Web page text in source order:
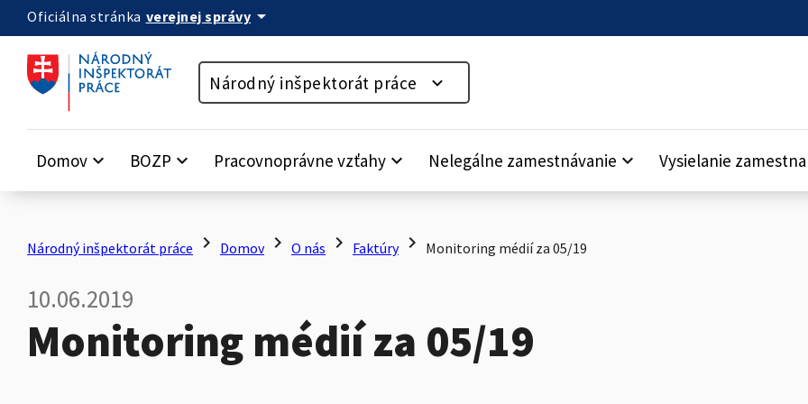
Preskočiť na obsah
Oficiálna stránka verejnej správy arrow_drop_down
Národný inšpektorát práce
Domov keyboard_arrow_down BOZP keyboard_arrow_down Pracovnoprávne vzťahy keyboard_arrow_down Nelegálne zamestnávanie keyboard_arrow_down Vysielanie
Národný inšpektorát práce chevron_right Domov chevron_right O nás chevron_right Faktúry chevron_right Monitoring médií za 05/19
10.06.2019
Monitoring médií za 05/19